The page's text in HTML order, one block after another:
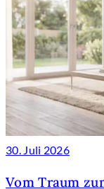
30. Juli 2026
Vom Traum